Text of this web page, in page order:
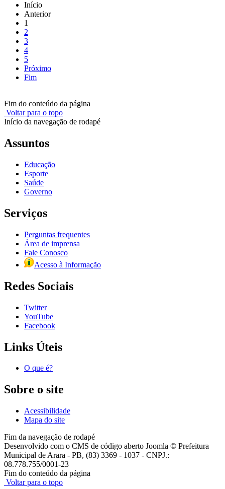
Início
Anterior
1
2
3
4
5
Próximo
Fim
Fim do conteúdo da página
Voltar para o topo
Início da navegação de rodapé
Assuntos
Educação
Esporte
Saúde
Governo
Serviços
Perguntas frequentes
Área de imprensa
Fale Conosco
Acesso à Informação
Redes Sociais
Twitter
YouTube
Facebook
Links Úteis
O que é?
Sobre o site
Acessibilidade
Mapa do site
Fim da navegação de rodapé
Desenvolvido com o CMS de código aberto Joomla © Prefeitura
Municipal de Arara - PB, (83) 3369 - 1037 - CNPJ.:
08.778.755/0001-23
Fim do conteúdo da página
Voltar para o topo